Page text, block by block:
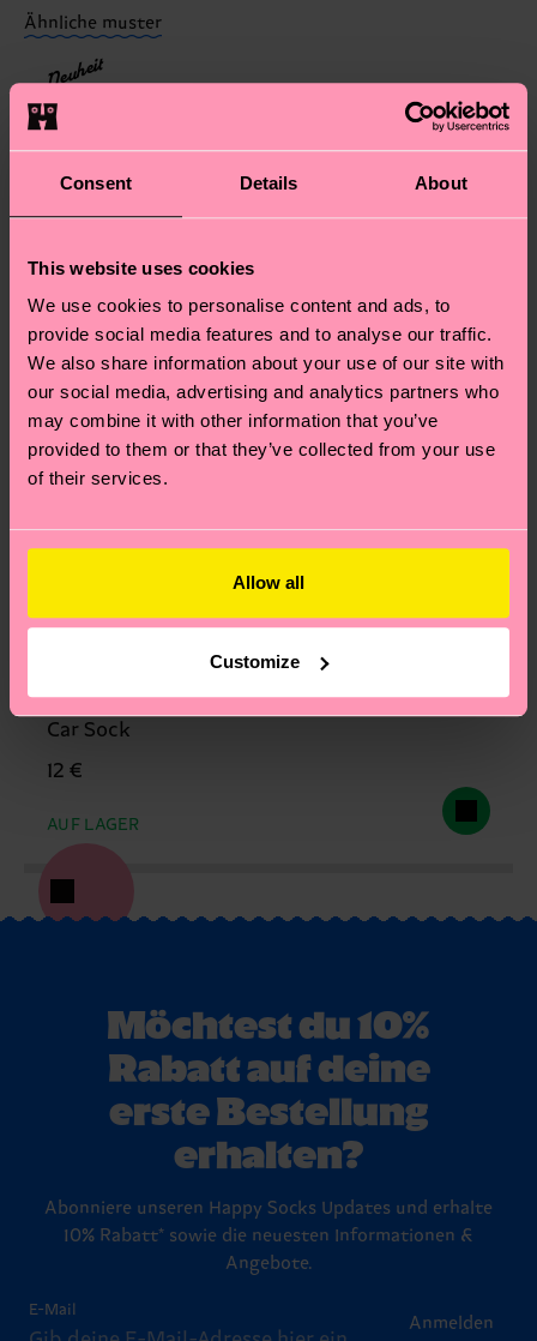
Consent Details About
This website uses cookies
We use cookies to personalise content and ads, to
provide social media features and to analyse our traffic.
We also share information about your use of our site with
our social media, advertising and analytics partners who
may combine it with other information that you’ve
provided to them or that they’ve collected from your use
of their services.
Allow all
Customize
dass es sich hierbei um einen Richtwert handelt
und die genaue Lieferzeit von der lokalen Post in
deinem Land abhängt.
Du hast Fragen zu einer Retoure? In unserem
am häufigsten gestellten Fragen.
Ähnliche muster
Neuheit
Car Sock
12 €
AUF LAGER
Möchtest du 10%
Rabatt auf deine
erste Bestellung
erhalten?
Abonniere unseren Happy Socks Updates und erhalte
10% Rabatt* sowie die neuesten Informationen &
Angebote.
E-Mail
Anmelden